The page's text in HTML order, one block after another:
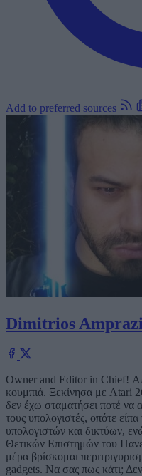
Add to preferred sources
Dimitrios
Owner and Editor in Chief!
κουμπιά. Ξεκίνησα με Atari
δεν έχω σταματήσει ποτέ να
τους υπολογιστές, οπότε
υπολογιστών και δικτύων,
Θετικών Επιστημών του
μέρα βρίσκομαι
gadgets. Να σας πως κάτι;